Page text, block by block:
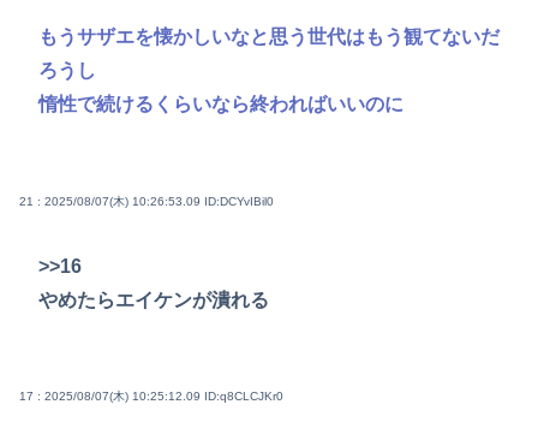
もうサザエを懐かしいなと思う世代はもう観てないだ
ろうし
惰性で続けるくらいなら終わればいいのに
21 : 2025/08/07(木) 10:26:53.09 ID:DCYvIBil0
>>16
やめたらエイケンが潰れる
17 : 2025/08/07(木) 10:25:12.09 ID:q8CLCJKr0